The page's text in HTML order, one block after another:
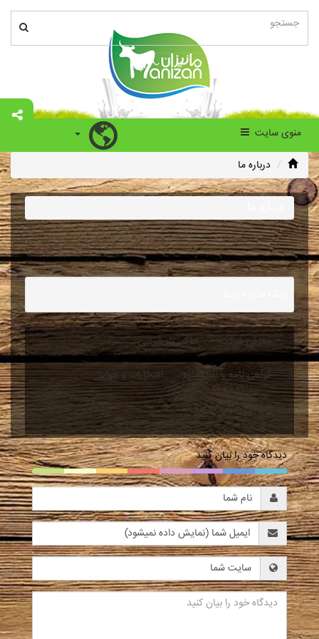
منوی سایت
درباره ما
معرفی شرکت حاکمیت شرکتی
گواهی نامه و استاندارد افتخارات و جوایز
اعضای هیئت مدیره
دیدگاه خود را بیان کنید